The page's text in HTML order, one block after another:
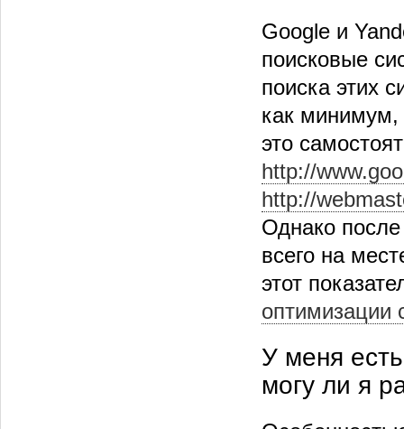
Google и
поисковые
поиска этих
как минимум,
это
http://
http://
Однако
всего на
этот
оптимизации
У меня
могу ли я